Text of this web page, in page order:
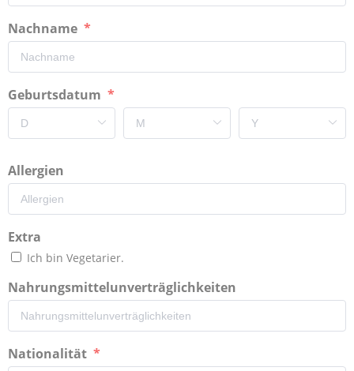
Nachname
Geburtsdatum
Allergien
Extra
Ich bin Vegetarier.
Nahrungsmittelunverträglichkeiten
Nationalität